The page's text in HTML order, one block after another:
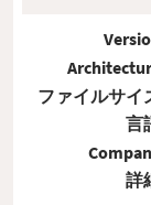
ファイルサイ
言
詳